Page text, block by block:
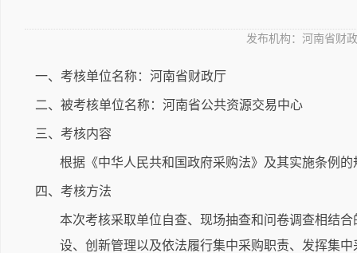
发布机构： 河南省财
一、考核单位名称：河南省财政厅
二、被考核单位名称：河南省公共资源交易中心
三、考核内容
根据《中华人民共和国政府采购法》及其实施条例
四、考核方法
本次考核采取单位自查、现场抽查和问卷调查相结
设、创新管理以及依法履行集中采购职责、发挥集